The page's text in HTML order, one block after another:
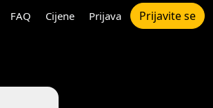
FAQ Cijene Prijava Prijavite se